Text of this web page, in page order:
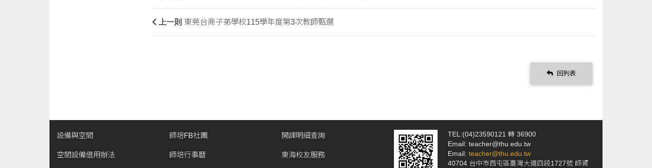
上一則 東莞台商子弟學校115學年度第3次教師甄選
回列表
設備與空間
空間設備借用辦法
師培FB社團
師培行事曆
開課明細查詢
東海校友服務
TEL:(04)23590121 轉 36900
Email: teacher@thu.edu.tw
Email:teacher@thu.edu.tw
40704 台中市西屯區臺灣大道四段1727號 師資